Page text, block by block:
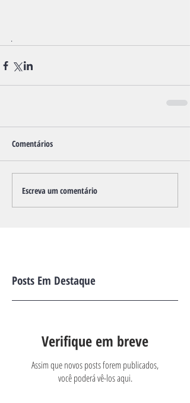
.
Comentários
Escreva um comentário
Posts Em Destaque
Verifique em breve
Assim que novos posts forem publicados,
você poderá vê-los aqui.